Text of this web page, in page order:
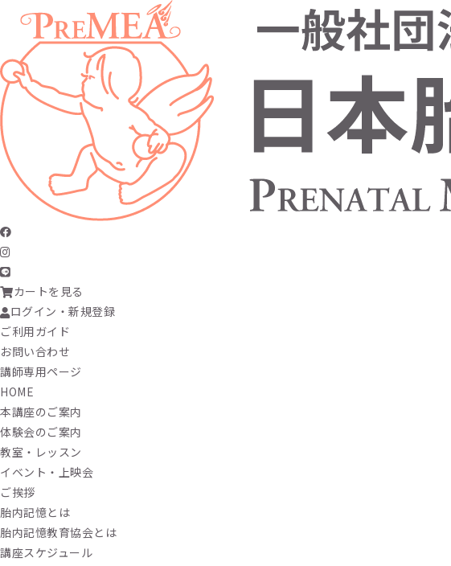
カートを見る
ログイン・新規登録
ご利用ガイド
お問い合わせ
講師専用ページ
HOME
本講座のご案内
体験会のご案内
教室・レッスン
イベント・上映会
ご挨拶
胎内記憶とは
胎内記憶教育協会とは
講座スケジュール